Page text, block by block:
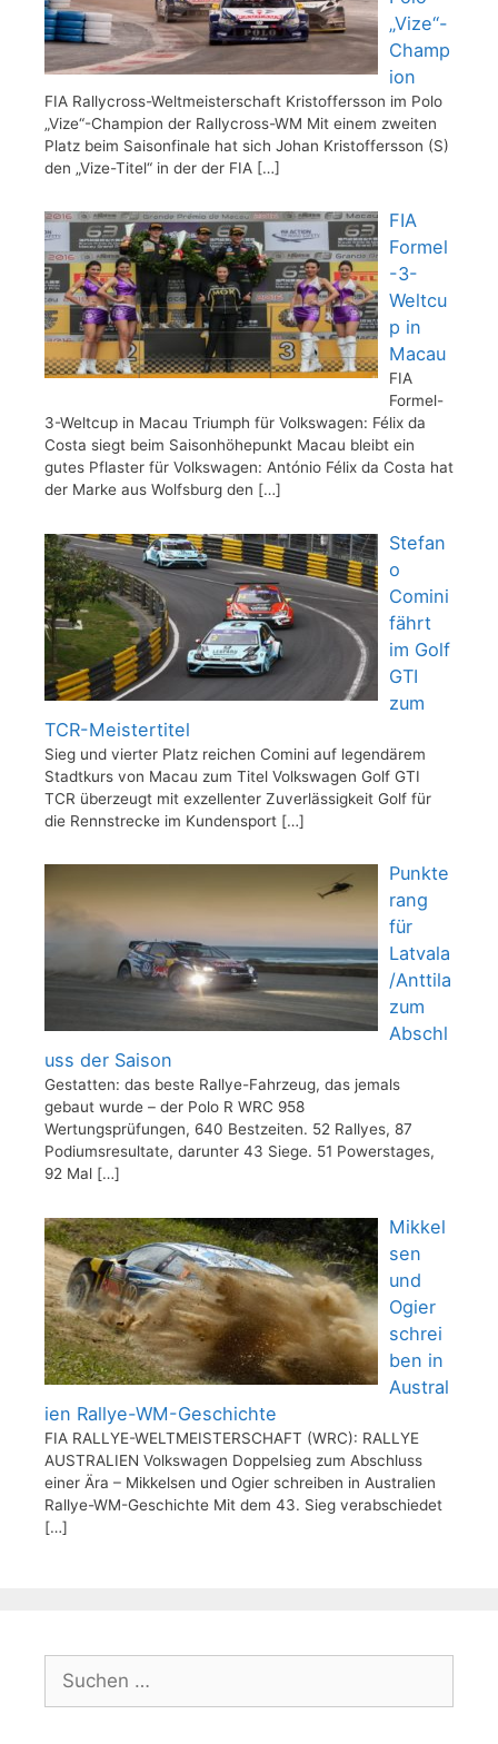
„Vize“-
Champ
ion
FIA Rallycross-Weltmeisterschaft Kristoffersson im Polo
„Vize“-Champion der Rallycross-WM Mit einem zweiten
Platz beim Saisonfinale hat sich Johan Kristoffersson (S)
den „Vize-Titel“ in der der FIA […]
FIA
Formel
-3-
Weltcu
p in
Macau
FIA
Formel-
3-Weltcup in Macau Triumph für Volkswagen: Félix da
Costa siegt beim Saisonhöhepunkt Macau bleibt ein
gutes Pflaster für Volkswagen: António Félix da Costa hat
der Marke aus Wolfsburg den […]
Stefan
o
Comini
fährt
im Golf
GTI
zum
TCR-Meistertitel
Sieg und vierter Platz reichen Comini auf legendärem
Stadtkurs von Macau zum Titel Volkswagen Golf GTI
TCR überzeugt mit exzellenter Zuverlässigkeit Golf für
die Rennstrecke im Kundensport […]
Punkte
rang
für
Latvala
/Anttila
zum
Abschl
uss der Saison
Gestatten: das beste Rallye-Fahrzeug, das jemals
gebaut wurde – der Polo R WRC 958
Wertungsprüfungen, 640 Bestzeiten. 52 Rallyes, 87
Podiumsresultate, darunter 43 Siege. 51 Powerstages,
92 Mal […]
Mikkel
sen
und
Ogier
schrei
ben in
Austral
ien Rallye-WM-Geschichte
FIA RALLYE-WELTMEISTERSCHAFT (WRC): RALLYE
AUSTRALIEN Volkswagen Doppelsieg zum Abschluss
einer Ära – Mikkelsen und Ogier schreiben in Australien
Rallye-WM-Geschichte Mit dem 43. Sieg verabschiedet
[…]
nach: